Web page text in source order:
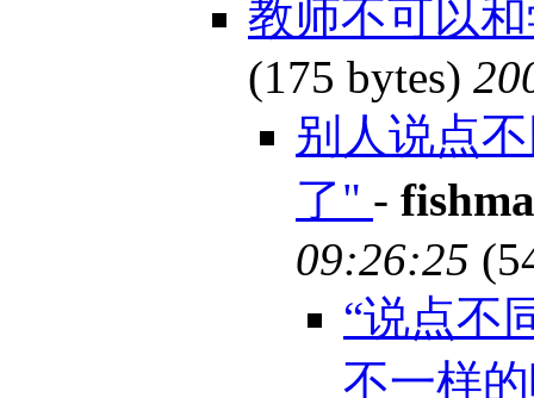
教师不可以
(175 bytes)
别人说点
了" -
09:26:25
“说点不
不一样